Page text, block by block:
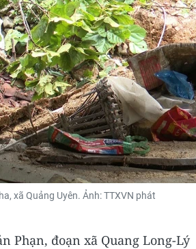
xã Quảng Uyên. Ảnh: TTXVN phát
Phạn, đoạn xã Quang Long-Lý